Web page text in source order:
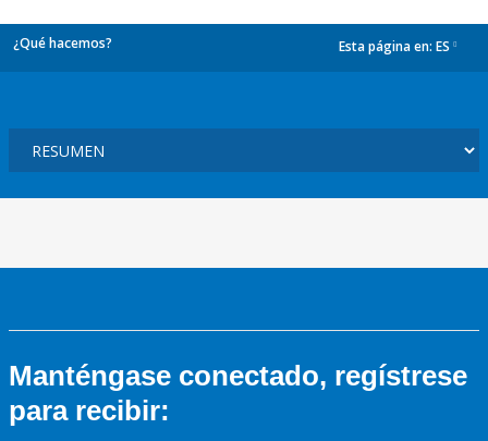
¿Qué hacemos? Esta página en: ES
Manténgase conectado, regístrese
para recibir: